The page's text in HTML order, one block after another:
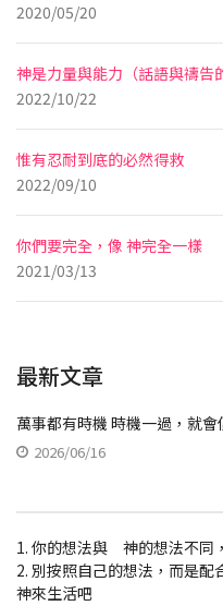
2020/05/20
神是力量與能力（話語與禱告
2022/10/22
惟有忍耐到底的必然得救
2022/09/10
你們要完全，像 神完全一樣
2021/03/13
最新文章
萬事都有時機 時機一過，就會
2026/06/16
1. 你的想法與 神的想法不同
2. 別按照自己的想法，而是
神來生活吧